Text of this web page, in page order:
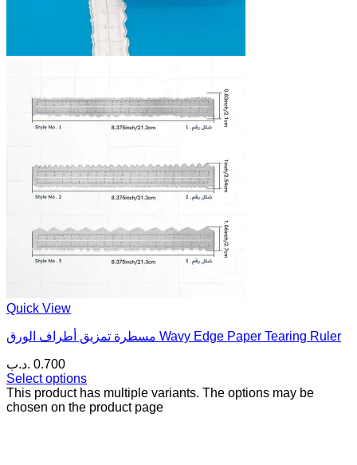
Quick View
مسطرة تمزيق أطراف الورق Wavy Edge Paper Tearing Ruler
0.700 .د.ب
Select options
This product has multiple variants. The options may be
chosen on the product page